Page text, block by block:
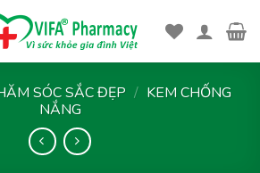
SÓC SẮC ĐẸP / KEM CHỐNG
NẮNG